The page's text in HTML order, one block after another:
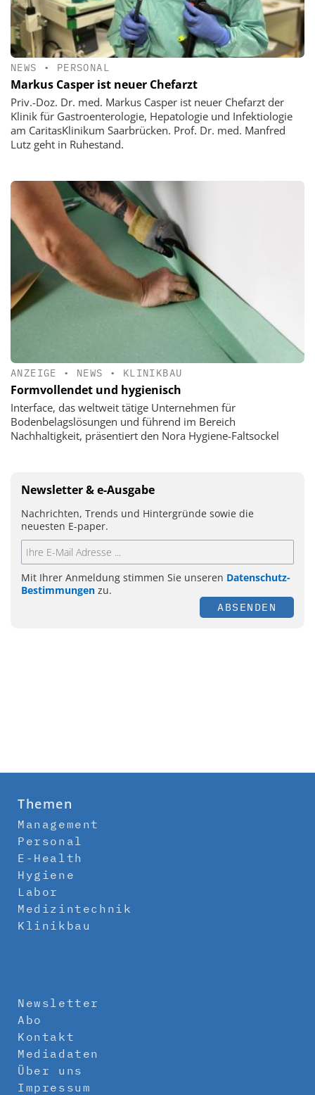
NEWS • PERSONAL
Markus Casper ist neuer Chefarzt
Priv.-Doz. Dr. med. Markus Casper ist neuer Chefarzt der
Klinik für Gastroenterologie, Hepatologie und Infektiologie
am CaritasKlinikum Saarbrücken. Prof. Dr. med. Manfred
Lutz geht in Ruhestand.
ANZEIGE • NEWS • KLINIKBAU
Formvollendet und hygienisch
Interface, das weltweit tätige Unternehmen für
Bodenbelagslösungen und führend im Bereich
Nachhaltigkeit, präsentiert den Nora Hygiene-Faltsockel
Newsletter & e-Ausgabe
Nachrichten, Trends und Hintergründe sowie die
neuesten E-paper.
Mit Ihrer Anmeldung stimmen Sie unseren Datenschutz-
Bestimmungen zu.
ABSENDEN
Themen
Management
Personal
E-Health
Hygiene
Labor
Medizintechnik
Klinikbau
Newsletter
Abo
Kontakt
Mediadaten
Über uns
Impressum